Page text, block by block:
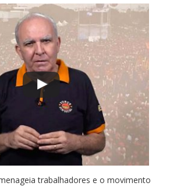
trabalhadores e o movimento